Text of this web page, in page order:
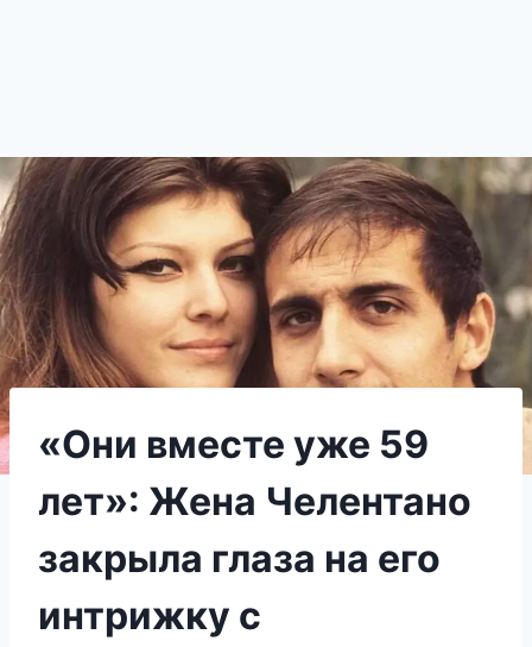
«Они вместе уже 59
лет»: Жена Челентано
закрыла глаза на его
интрижку с